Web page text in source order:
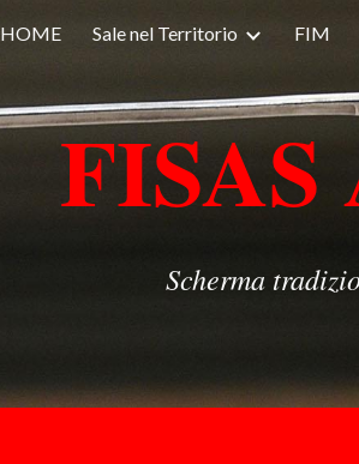
Skip to main content
HOME Sale nel Territorio FIM
FISAS
Scherma